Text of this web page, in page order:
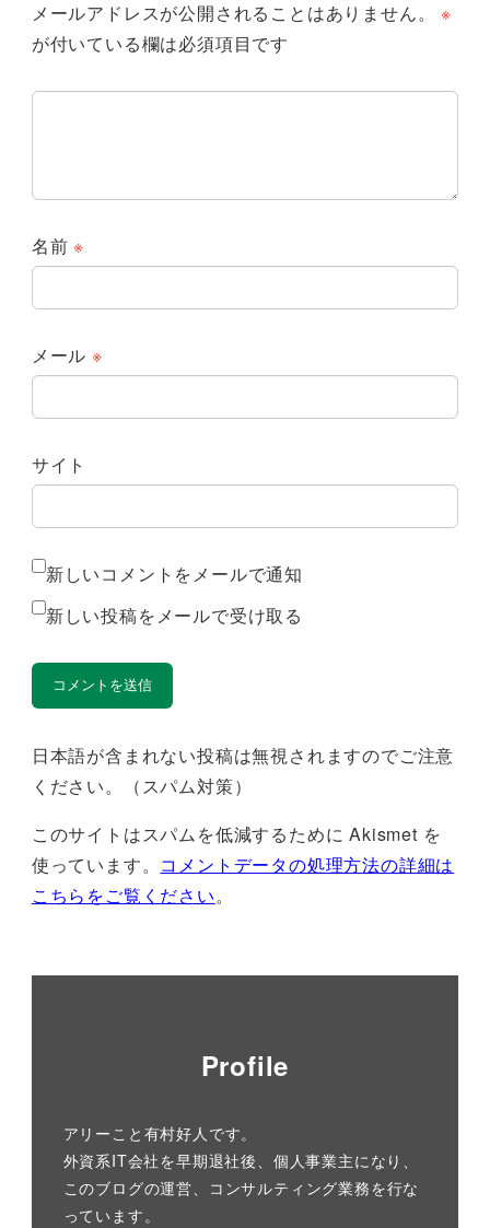
メールアドレスが公開されることはありません。
※
が付いている欄は必須項目です
名前※
メール ※
サイト
新しいコメントをメールで通知
新しい投稿をメールで受け取る
日本語が含まれない投稿は無視されますのでご注意
ください。（スパム対策）
このサイトはスパムを低減するために Akismet を
使っています。 コメントデータの処理方法の詳細は
こちらをご覧ください。
Profile
アリーこと有村好人です。
外資系IT会社を早期退社後、個人事業主になり、
このブログの運営、コンサルティング業務を行な
っています。